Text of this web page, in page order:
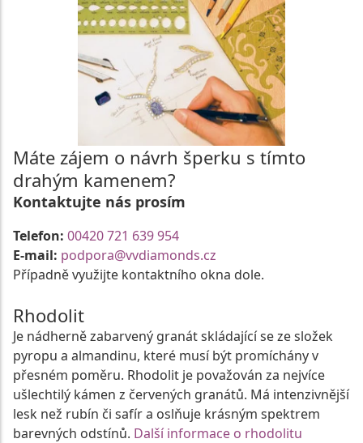
Máte zájem o návrh šperku s tímto
drahým kamenem?
Kontaktujte nás prosím
Telefon: 00420 721 639 954
E-mail: podpora@vvdiamonds.cz
Případně využijte kontaktního okna dole.
Rhodolit
Je nádherně zabarvený granát skládající se ze složek
pyropu a almandinu, které musí být promíchány v
přesném poměru. Rhodolit je považován za nejvíce
ušlechtilý kámen z červených granátů. Má intenzivnější
lesk než rubín či safír a oslňuje krásným spektrem
barevných odstínů. Další informace o rhodolitu